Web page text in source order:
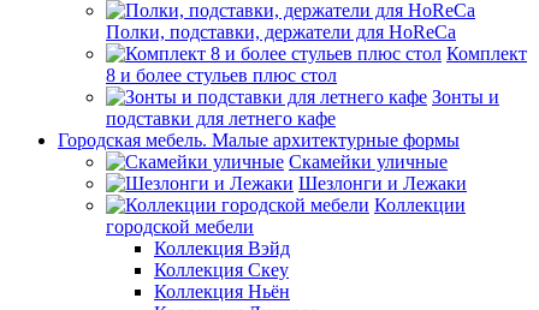
Полки, подставки, держатели для HoReCa
Комплект
8 и более стульев плюс стол
Зонты и
подставки для летнего кафе
Городская мебель. Малые архитектурные формы
Скамейки уличные
Шезлонги и Лежаки
Коллекции
городской мебели
Коллекция Вэйд
Коллекция Скеу
Коллекция Ньён